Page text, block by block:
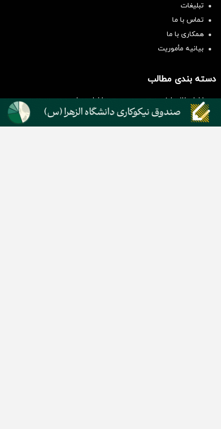
تبلیغات
تماس با ما
همکاری با ما
بیانیه مأموریت
دسته بندی مطالب
اخبار طلا و ارز
اخبار سیاسی
اخبار بورس
اخبار مسکن
اخبار خودرو
اخبار تکنولوژی